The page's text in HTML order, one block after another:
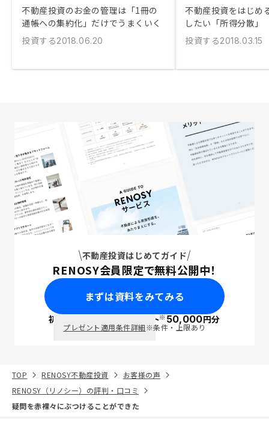
不動産投資のお金の管理は「1冊の
通帳への集約化」だけでうまくいく
投資する2018.06.20
不動産投資をはじめ
したい「所得分散」
投資する2018.03.15
不動産投資はじめてガイド
RENOSY会員限定で無料公開中！
まずは資料をみてみる
初回面談で ポイント※50,000円分
プレゼント適用条件詳細※条件・上限あり
TOP RENOSY不動産投資
お客様の声
RENOSY（リノシー）の評判・口コミ
疑問を赤裸々にぶつけることができた